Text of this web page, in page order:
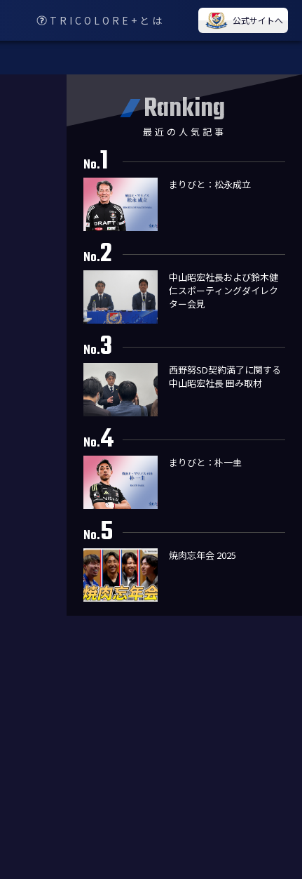
TRICOLORE+とは 公式サイトへ
Ranking
最近の人気記事
No.1
まりびと：松永成立
No.2
中山昭宏社長および鈴木健
仁スポーティングダイレク
ター会見
No.3
西野努SD契約満了に関する
中山昭宏社長 囲み取材
No.4
まりびと：朴一圭
No.5
焼肉忘年会 2025